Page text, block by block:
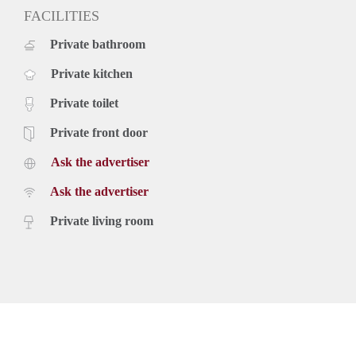
FACILITIES
Private bathroom
Private kitchen
Private toilet
Private front door
Ask the advertiser
Ask the advertiser
Private living room